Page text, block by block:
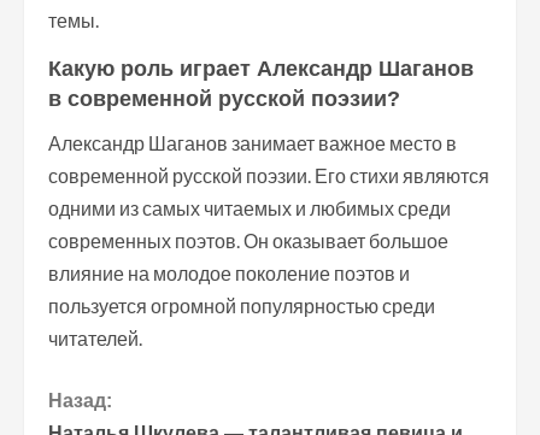
темы.
Какую роль играет Александр Шаганов
в современной русской поэзии?
Александр Шаганов занимает важное место в
современной русской поэзии. Его стихи являются
одними из самых читаемых и любимых среди
современных поэтов. Он оказывает большое
влияние на молодое поколение поэтов и
пользуется огромной популярностью среди
читателей.
П
Назад: